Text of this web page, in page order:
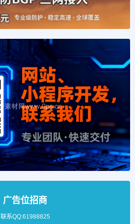
广告位招商
联系QQ:61988825